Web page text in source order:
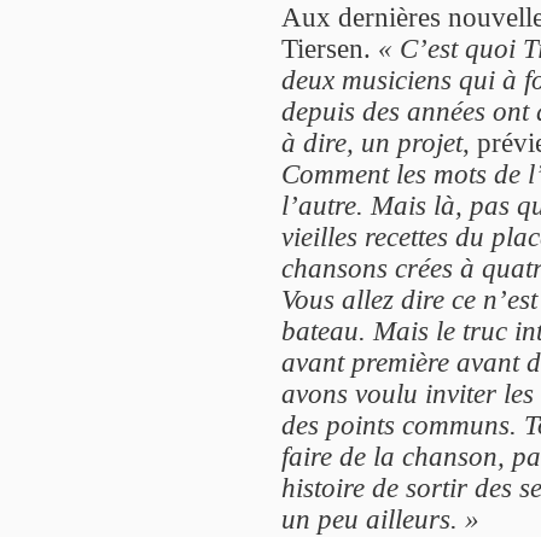
Aux dernières
Tiersen. « C’est quoi
deux musiciens qui à
depuis des années ont
à dire, un projet,
Comment les mots de
l’autre. Mais là, pas
vieilles recettes du
chansons crées à
Vous allez dire ce
bateau. Mais le truc
avant première avant
avons voulu inviter
des points communs.
faire de la chanson,
histoire de sortir des
un peu ailleurs. »